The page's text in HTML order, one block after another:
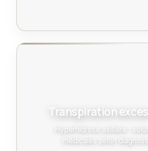
Transpiration
Hyperhidrose axillaire :
médicales selon